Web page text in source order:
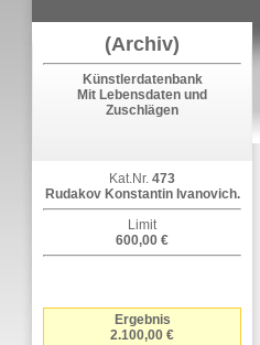
(Archiv)
Künstlerdatenbank
Mit Lebensdaten und
Zuschlägen
Kat.Nr. 473
Rudakov Konstantin Ivanovich.
Limit
600,00 €
Ergebnis
2.100,00 €